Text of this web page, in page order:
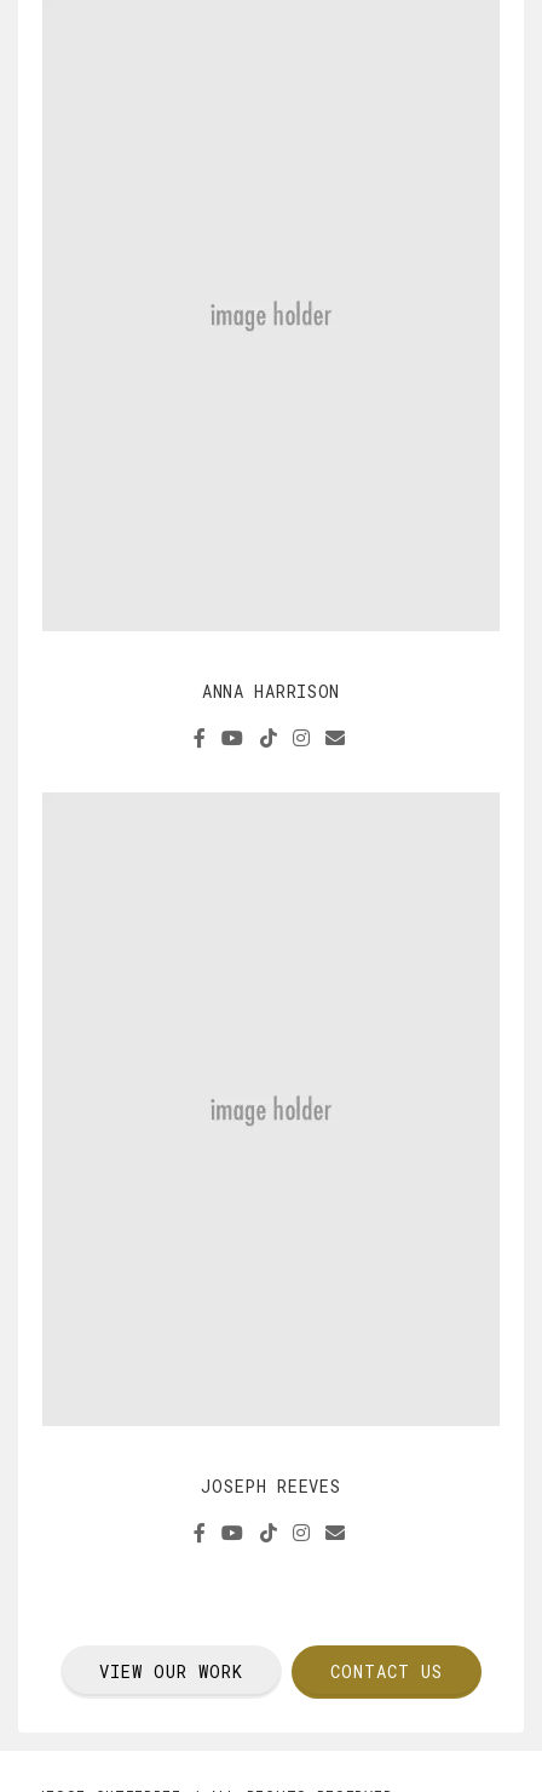
ANNA HARRISON
JOSEPH REEVES
VIEW OUR WORK CONTACT US